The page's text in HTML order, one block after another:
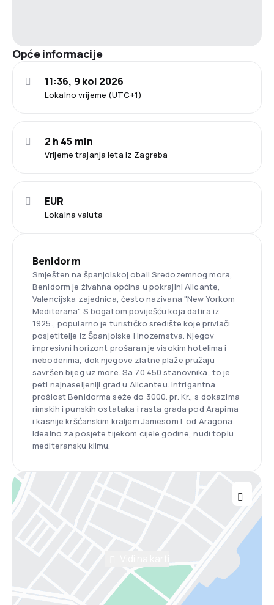
Opće informacije
Lokalno vrijeme (UTC+1)
11:36, 9 kol 2026
Vrijeme trajanja leta iz Zagreba
2 h 45 min
Lokalna valuta
EUR
Benidorm
Smješten na španjolskoj obali Sredozemnog mora,
Benidorm je živahna općina u pokrajini Alicante,
Valencijska zajednica, često nazivana "New Yorkom
Mediterana". S bogatom poviješću koja datira iz
1925., popularno je turističko središte koje privlači
posjetitelje iz Španjolske i inozemstva. Njegov
impresivni horizont prošaran je visokim hotelima i
neboderima, dok njegove zlatne plaže pružaju
savršen bijeg uz more. Sa 70 450 stanovnika, to je
peti najnaseljeniji grad u Alicanteu. Intrigantna
prošlost Benidorma seže do 3000. pr. Kr., s dokazima
rimskih i punskih ostataka i rasta grada pod Arapima
i kasnije kršćanskim kraljem Jamesom I. od Aragona.
Idealno za posjete tijekom cijele godine, nudi toplu
mediteransku klimu.